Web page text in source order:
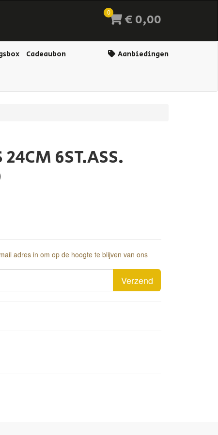
€ 0,00
0
Aanbiedingen
Cadeaubon
24CM 6ST.ASS.
adres in om op de hoogte te blijven van ons
Verzend